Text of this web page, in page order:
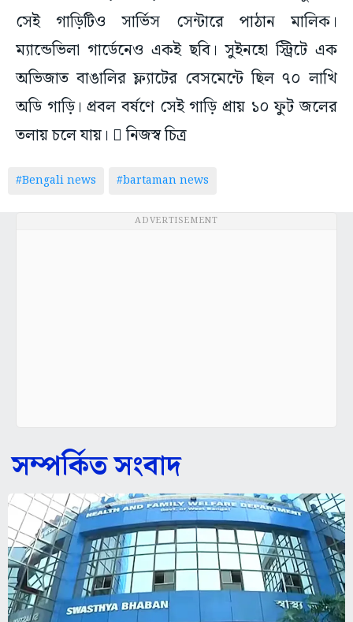
সেই গাড়িটিও সার্ভিস সেন্টারে পাঠান মালিক।
ম্যান্ডেভিলা গার্ডেনেও একই ছবি। সুইনহো স্ট্রিটে এক
অভিজাত বাঙালির ফ্ল্যাটের বেসমেন্টে ছিল ৭০ লাখি
অডি গাড়ি। প্রবল বর্ষণে সেই গাড়ি প্রায় ১০ ফুট জলের
তলায় চলে যায়।  নিজস্ব চিত্র
#Bengali news #bartaman news
ADVERTISEMENT
সম্পর্কিত সংবাদ